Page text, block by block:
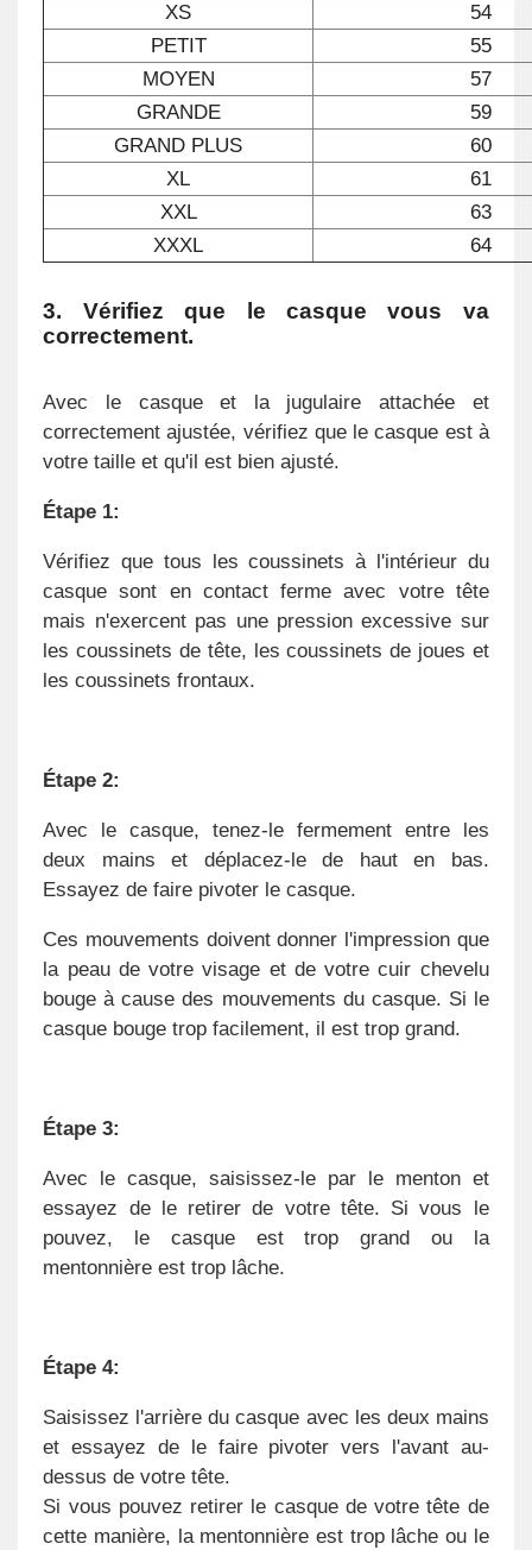
XS
54
PETIT
55
MOYEN
57
GRANDE
59
GRAND PLUS
60
XL
61
XXL
63
XXXL
64
3. Vérifiez que le casque vous va
correctement.
Avec le casque et la jugulaire attachée et
correctement ajustée, vérifiez que le casque est à
votre taille et qu'il est bien ajusté.
Étape 1:
Vérifiez que tous les coussinets à l'intérieur du
casque sont en contact ferme avec votre tête
mais n'exercent pas une pression excessive sur
les coussinets de tête, les coussinets de joues et
les coussinets frontaux.
Étape 2:
Avec le casque, tenez-le fermement entre les
deux mains et déplacez-le de haut en bas.
Essayez de faire pivoter le casque.
Ces mouvements doivent donner l'impression que
la peau de votre visage et de votre cuir chevelu
bouge à cause des mouvements du casque. Si le
casque bouge trop facilement, il est trop grand.
Étape 3:
Avec le casque, saisissez-le par le menton et
essayez de le retirer de votre tête. Si vous le
pouvez, le casque est trop grand ou la
mentonnière est trop lâche.
Étape 4:
Saisissez l'arrière du casque avec les deux mains
et essayez de le faire pivoter vers l'avant au-
dessus de votre tête.
Si vous pouvez retirer le casque de votre tête de
cette manière, la mentonnière est trop lâche ou le